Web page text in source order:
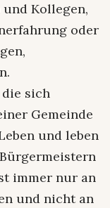
Kollegen,
oder
sich
Gemeinde
und leben
immer nur an
und nicht an